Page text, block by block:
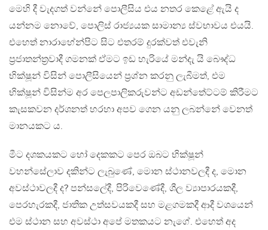
මෙහි දී වැදගත් වන්නේ පොලීසිය එය නතර කෙළේ ඇයි ද
යන්නම නොවේ, පොලිස් රාජ්‍යයක සාමාන්‍ය ස්වභාවය එයයි.
එහෙත් නාරාහේන්පිට සිට එතරම් දුරක්වත් එවැනි
ප‍්‍රජාතන්ත‍්‍රවාදී ගමනක් ඒමට ඉඩ හැරියේ මන්දැ යි බෞද්ධ
භික්ෂූන් විසින් පොලීසියෙන් ප‍්‍රශ්න කරනු ලැබීමත්, එම
භික්ෂූන් විසින්ම අර පෙලපාලිකරුවන්ට අඩන්තේට්ටම් කිරීමට
කැසකවන දර්ශනත් හරහා අපව ගෙන යනු ලබන්නේ වෙනත්
මානයකට ය.
මීට දශකයකට හෝ දෙකකට පෙර ඔබට භික්ෂූන්
වහන්සේලාව දකින්ට ලැබුණේ, මොන ස්ථානවලදී ද, මොන
අවස්ථාවලදී ද? පන්සලේදී, පිරිවෙණේදී, ශීල ව්‍යාපාරයකදී,
පෙරහැරකදී, ජාතික උත්සවයකදී සහ මළගමකදී ආදී වශයෙන්
එම ස්ථාන සහ අවස්ථා අපේ මතකයට නැගේ. එහෙත් අද